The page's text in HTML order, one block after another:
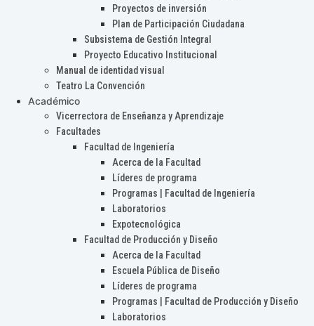
Proyectos de inversión
Plan de Participación Ciudadana
Subsistema de Gestión Integral
Proyecto Educativo Institucional
Manual de identidad visual
Teatro La Convención
Académico
Vicerrectora de Enseñanza y Aprendizaje
Facultades
Facultad de Ingeniería
Acerca de la Facultad
Líderes de programa
Programas | Facultad de Ingeniería
Laboratorios
Expotecnológica
Facultad de Producción y Diseño
Acerca de la Facultad
Escuela Pública de Diseño
Líderes de programa
Programas | Facultad de Producción y Diseño
Laboratorios